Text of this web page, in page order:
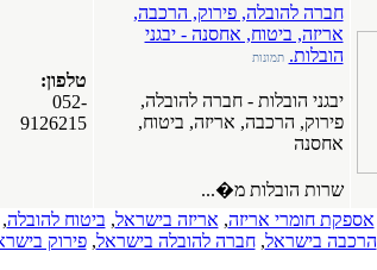
חברה להובלה, פירוק, הרכבה,
אריזה, ביטוח, אחסנה - יבגני
הובלות. תמונות
יבגני הובלות - חברה להובלה,
פירוק, הרכבה, אריזה, ביטוח,
אחסנה
שרות הובלות מ�...
טלפון:
052-
9126215
אספקת חומרי אריזה, אריזה בישראל, ביטוח להובלה,
הרכבה בישראל,חברה להובלה בישראל,פירוק